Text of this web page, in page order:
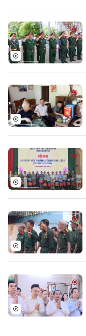
Căn hộ
Đất đai
Kinh nghiệm
Xe máy
Thị trường
Đánh giá
Tin tức
Tuyển sinh
Văn hóa
Tin tức
Làng nghề
Di tích
Sức khỏe
Dinh dưỡng
Tư vấn sức khỏe
Bóng đá
Giải trí
Tin tức
Sao
Điện ảnh
Âm nhạc